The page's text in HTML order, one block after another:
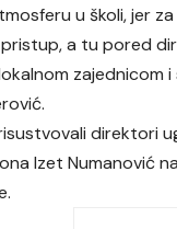
u školi, jer
a tu pored
zajednicom
direktori
Izet Numanović